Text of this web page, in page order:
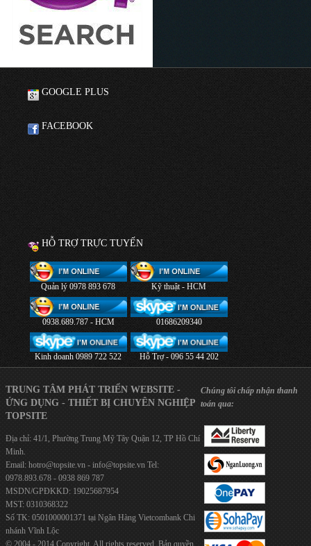
GOOGLE PLUS
FACEBOOK
HỖ TRỢ TRỰC TUYẾN
Quản lý 0978 893 678 Kỹ thuật - HCM
0938.689.787 - HCM 01686209340
Kinh doanh 0989 722 522 Hỗ Trợ - 096 55 44 202
TRUNG TÂM PHÁT TRIỂN WEBSITE -
ỨNG DỤNG - THIẾT BỊ CHUYÊN NGHIỆP
TOPSITE
Địa chỉ: 41/1, Phường Trung Mỹ Tây Quận 12, TP Hồ Chí
Minh.
Email: hotro@topsite.vn - info@topsite.vn Tel:
0978.893.678 - 0938 869 787
MSDN/GPĐKKD: 19025687954
MST: 0310368322
Số TK: 0501000001371 tại Ngân Hàng Vietcombank Chi
nhánh Vĩnh Lộc
© 2004 - 2014 Copyright. All rights reserved. Bản quyền
Chúng tôi chấp nhận thanh
toán qua: